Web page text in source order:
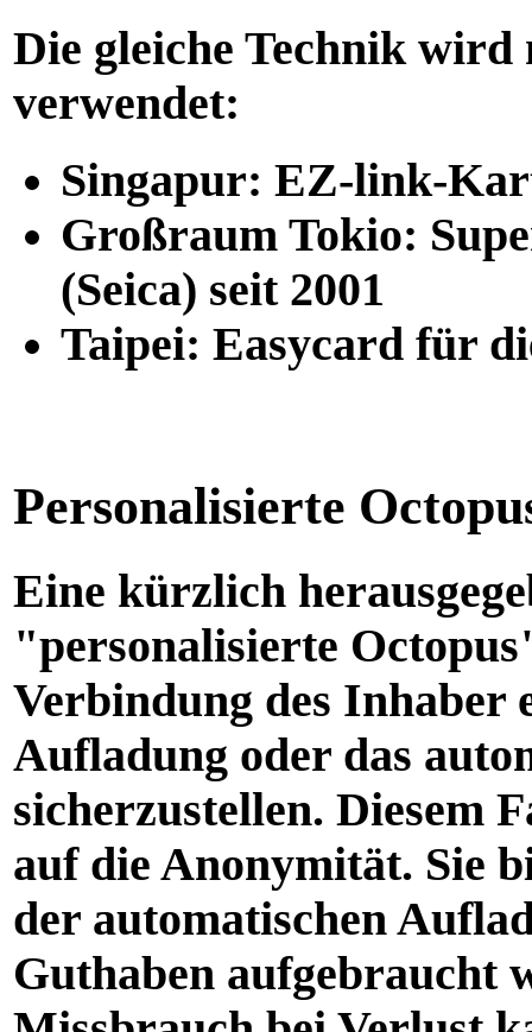
Die gleiche Technik
verwendet:
Singapur: EZ-link-
Großraum Tokio:
(Seica) seit 2001
Taipei: Easycard für
Personalisierte
Eine kürzlich
"personalisierte
Verbindung des Inhaber
Aufladung oder das
sicherzustellen. Diesem
auf die Anonymität. Sie
der automatischen
Guthaben aufgebraucht